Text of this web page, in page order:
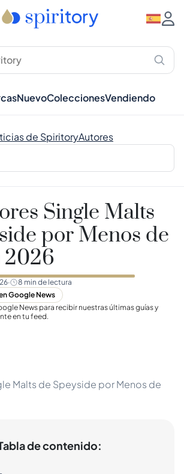
NuevoColeccionesVendiendo
de SpiritoryAutores
Single Malts
por Menos de
2026
· 8 min de lectura
Google News
News para recibir nuestras últimas guías y
en tu feed.
Malts de Speyside por Menos de
de contenido: